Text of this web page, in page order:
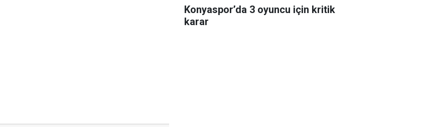
Konyaspor’da 3 oyuncu için kritik
karar